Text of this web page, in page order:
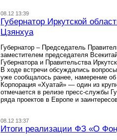
08.12 13:39
Губернатор Иркутской
Цзянхуа
Губернатор – Председатель
заместителем председателя
Губернатора и Правительства
В ходе встречи обсуждались
уже сообщалось ранее, намерение
Корпорация «Хуатай» — один из
отмечается в релизе пресс-службы
ряда проектов в Европе и
08.12 13:37
Итоги реализации ФЗ «О